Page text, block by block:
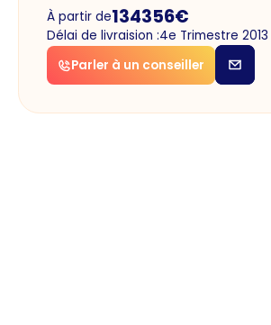
À partir de134356€
Délai de livraision :4e Trimestre 2013
Parler à un conseiller